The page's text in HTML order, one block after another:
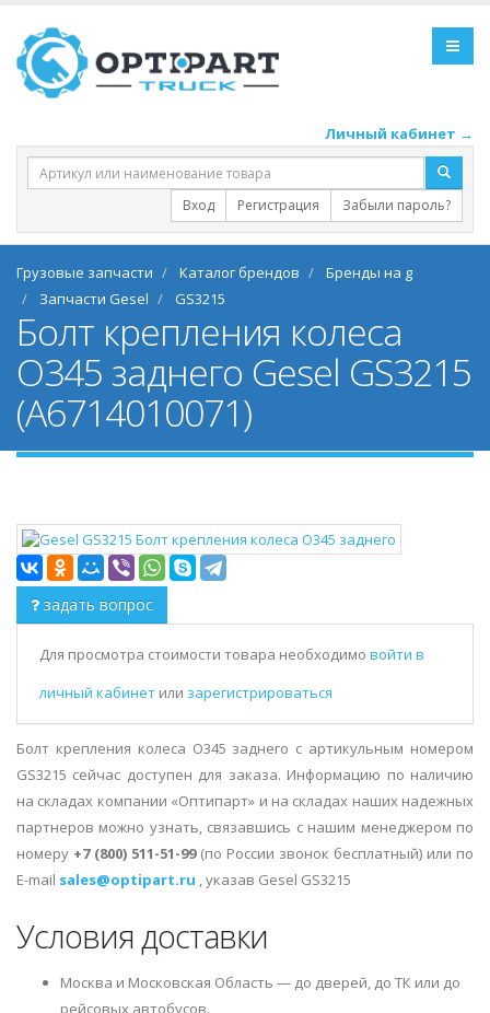
Личный кабинет →
Вход Регистрация Забыли пароль?
Грузовые запчасти Каталог брендов
Бренды на g
Запчасти Gesel
GS3215
Болт крепления колеса
O345 заднего Gesel GS3215
(A6714010071)
задать вопрос
Для просмотра стоимости товара необходимо войти в
личный кабинет или зарегистрироваться
Болт крепления колеса O345 заднего с артикульным номером
GS3215 сейчас доступен для заказа. Информацию по наличию
на складах компании «Оптипарт» и на складах наших надежных
партнеров можно узнать, связавшись с нашим менеджером по
номеру +7 (800) 511-51-99(по России звонок бесплатный) или по
E-mail sales@optipart.ru , указав Gesel GS3215
Условия доставки
Москва и Московская Область — до дверей, до ТК или до